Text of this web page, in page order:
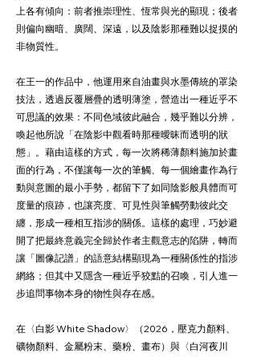
上各有傾向：前者推崇理性、恆常與光的顯現；後者
則偏向幽暗、廣闊、深遠，以及陰影那種難以捉摸的
非物質性。
在王一的作品中，他運用來自油畫與水墨傳統的罩染
技法，透過反覆層疊的透明薄塗，營造出一種近乎不
可思議的效果：不同色域彼此融合，幾乎難以分辨，
喚起他所說「在陰影中觀看時那種曖昧而透明的狀
態」。藉由這樣的方式，每一次將稀薄顏料施加於畫
面的行為，不僅讓每一次的筆觸、每一個繪畫作為行
動與意圖的最小手勢，都留下了如同陰影般具體而可
度量的痕跡，也讓亮度、可見性與筆觸勞動彼此交
纏，形成一種相互指涉的關係。這樣的處理，巧妙避
開了把最終意義完全歸於作者主觀意志的陷阱，轉而
讓「圖像記譜」的語意結構顯現為一種關係性的指涉
網絡；但其中又隱含一種近乎狡黠的召喚，引人進一
步追問事物本身的物性與存在感。
在〈白影 White Shadow〉（2026，壓克力顏料、
礦物顏料、金屬粉末、藥粉、畫布）與〈白河夜川